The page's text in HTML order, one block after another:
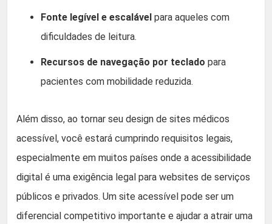
Fonte legível e escalável para aqueles com
dificuldades de leitura.
Recursos de navegação por teclado para
pacientes com mobilidade reduzida.
Além disso, ao tornar seu design de sites médicos
acessível, você estará cumprindo requisitos legais,
especialmente em muitos países onde a acessibilidade
digital é uma exigência legal para websites de serviços
públicos e privados. Um site acessível pode ser um
diferencial competitivo importante e ajudar a atrair uma